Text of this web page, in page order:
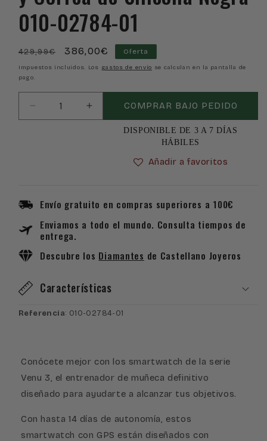
010-02784-01
Precio
habitual
429,99€
Precio
de
386,00€ Oferta
Impuestos incluidos. Los gastos de envío se calculan en la pantalla de
pago.
Reducir
cantidad
Negro
y
Correa
de
Negra
02784-
Aumentar
cantidad
Negro
y
Correa
Negra
02784-
COMPRAR BAJO PEDIDO
DISPONIBLE DE 3 A 7 DÍAS
HÁBILES
Añadir a favoritos
Envío gratuito en compras superiores a 100€
Enviamos a todo el mundo. Consulta tiempos de
entrega.
Descubre los Diamantes de Castellano Joyeros
Características
Referencia: 010-02784-01
Conócete mejor con los smartwatch de la serie
Venu 3, el entrenador de muñeca definitivo
diseñado para ayudarte a alcanzar tus objetivos.
Con hasta 14 días de autonomía, estos
smartwatch con GPS están diseñados con